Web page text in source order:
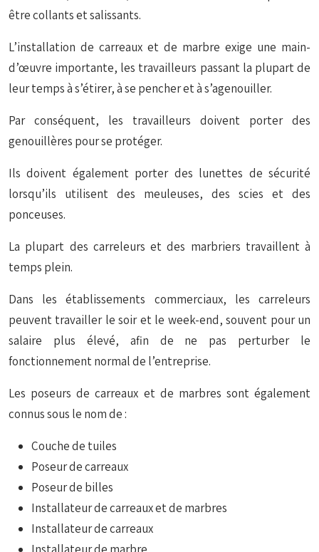
être collants et salissants.
L’installation de carreaux et de marbre exige une main-
d’œuvre importante, les travailleurs passant la plupart de
leur temps à s’étirer, à se pencher et à s’agenouiller.
Par conséquent, les travailleurs doivent porter des
genouillères pour se protéger.
Ils doivent également porter des lunettes de sécurité
lorsqu’ils utilisent des meuleuses, des scies et des
ponceuses.
La plupart des carreleurs et des marbriers travaillent à
temps plein.
Dans les établissements commerciaux, les carreleurs
peuvent travailler le soir et le week-end, souvent pour un
salaire plus élevé, afin de ne pas perturber le
fonctionnement normal de l’entreprise.
Les poseurs de carreaux et de marbres sont également
connus sous le nom de :
Couche de tuiles
Poseur de carreaux
Poseur de billes
Installateur de carreaux et de marbres
Installateur de carreaux